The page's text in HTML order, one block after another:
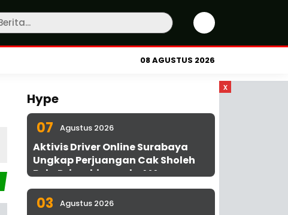
08 AGUSTUS 2026
x
Hype
07 Agustus 2026
Aktivis Driver Online Surabaya
Ungkap Perjuangan Cak Sholeh
Bela Driver hingga ke MA
03 Agustus 2026